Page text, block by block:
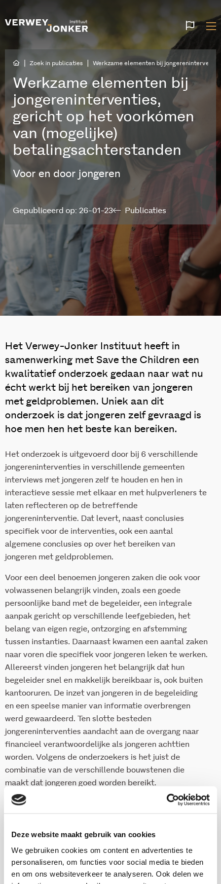
Deze website maakt gebruik van cookies
We gebruiken cookies om content en advertenties te
personaliseren, om functies voor social media te bieden
en om ons websiteverkeer te analyseren. Ook delen we
Zoek in publicaties Werkzame elementen bij
Werkzame elementen bij
jongereninterventies,
gericht op het voorkómen
van (mogelijke)
betalingsachterstanden
Voor en door jongeren
Publicaties
Gepubliceerd op: 26-01-23
Het Verwey-Jonker Instituut heeft in
samenwerking met Save the Children een
kwalitatief onderzoek gedaan naar wat nu
écht werkt bij het bereiken van jongeren
met geldproblemen. Uniek aan dit
onderzoek is dat jongeren zelf gevraagd is
hoe men hen het beste kan bereiken.
Het onderzoek is uitgevoerd door bij 6 verschillende
jongereninterventies in verschillende gemeenten
interviews met jongeren zelf te houden en hen in
interactieve sessie met elkaar en met hulpverleners te
laten reflecteren op de betreffende
jongereninterventie. Dat levert, naast conclusies
specifiek voor de interventies, ook een aantal
algemene conclusies op over het bereiken van
jongeren met geldproblemen.
Voor een deel benoemen jongeren zaken die ook voor
volwassenen belangrijk vinden, zoals een goede
persoonlijke band met de begeleider, een integrale
aanpak gericht op verschillende leefgebieden, het
belang van eigen regie, ontzorging en afstemming
tussen instanties. Daarnaast kwamen een aantal zaken
naar voren die specifiek voor jongeren leken te werken.
Allereerst vinden jongeren het belangrijk dat hun
begeleider snel en makkelijk bereikbaar is, ook buiten
kantooruren. De inzet van jongeren in de begeleiding
en een speelse manier van informatie overbrengen
werd gewaardeerd. Ten slotte besteden
jongereninterventies aandacht aan de overgang naar
financieel verantwoordelijke als jongeren achttien
worden. Volgens de onderzoekers is het juist de
combinatie van de verschillende bouwstenen die
maakt dat jongeren goed worden bereikt.
Dit onderzoek is onderdeel van het project Eerder uit
de Schulden: wat werkt? Een onderzoeksproject naar
de Schulden wordt gefinancierd door het NWO in het
kader van de NWA ronde Schulden en Armoede.